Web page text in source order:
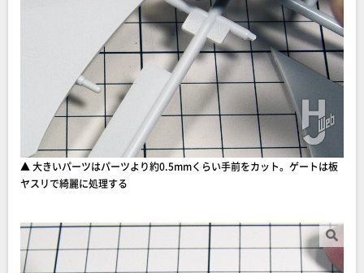
▲ 大きいパーツはパーツより約0.5mmくらい手前をカット。ゲートは板
ヤスリで綺麗に処理する